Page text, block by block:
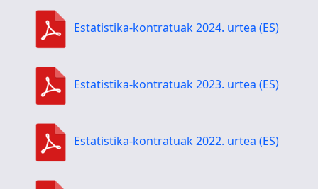
Estatistika-kontratuak 2024. urtea (ES)
Estatistika-kontratuak 2023. urtea (ES)
Estatistika-kontratuak 2022. urtea (ES)